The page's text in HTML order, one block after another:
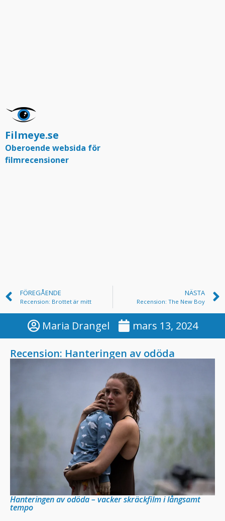
Filmeye.se
Oberoende websida för
filmrecensioner
FÖREGÅENDE
Recension: Brottet är mitt
NÄSTA
Recension: The New Boy
Maria Drangel mars 13, 2024
Recension: Hanteringen av odöda
Hanteringen av odöda – vacker skräckfilm i långsamt
tempo